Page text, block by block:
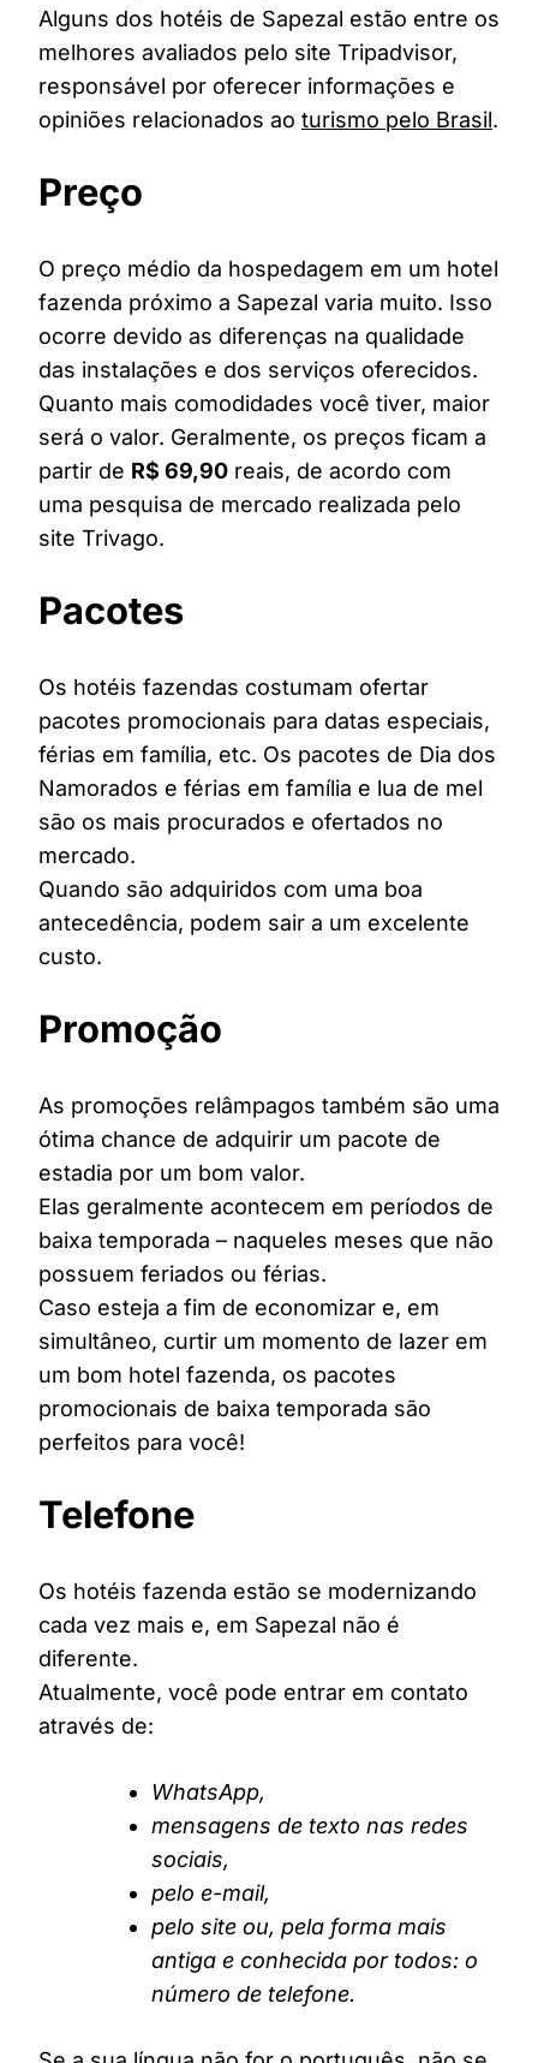
Alguns dos hotéis de Sapezal estão entre os
melhores avaliados pelo site Tripadvisor,
responsável por oferecer informações e
opiniões relacionados ao turismo pelo Brasil.
Preço
O preço médio da hospedagem em um hotel
fazenda próximo a Sapezal varia muito. Isso
ocorre devido as diferenças na qualidade
das instalações e dos serviços oferecidos.
Quanto mais comodidades você tiver, maior
será o valor. Geralmente, os preços ficam a
partir de R$ 69,90 reais, de acordo com
uma pesquisa de mercado realizada pelo
site Trivago.
Pacotes
Os hotéis fazendas costumam ofertar
pacotes promocionais para datas especiais,
férias em família, etc. Os pacotes de Dia dos
Namorados e férias em família e lua de mel
são os mais procurados e ofertados no
mercado.
Quando são adquiridos com uma boa
antecedência, podem sair a um excelente
custo.
Promoção
As promoções relâmpagos também são uma
ótima chance de adquirir um pacote de
estadia por um bom valor.
Elas geralmente acontecem em períodos de
baixa temporada – naqueles meses que não
possuem feriados ou férias.
Caso esteja a fim de economizar e, em
simultâneo, curtir um momento de lazer em
um bom hotel fazenda, os pacotes
promocionais de baixa temporada são
perfeitos para você!
Telefone
Os hotéis fazenda estão se modernizando
cada vez mais e, em Sapezal não é
diferente.
Atualmente, você pode entrar em contato
através de:
WhatsApp,
mensagens de texto nas redes
sociais,
pelo e-mail,
pelo site ou, pela forma mais
antiga e conhecida por todos: o
número de telefone.